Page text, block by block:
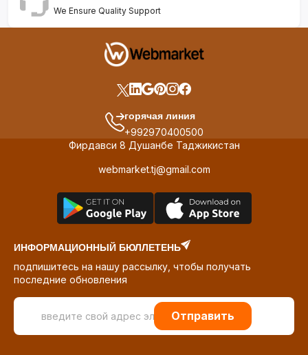
We Ensure Quality Support
горячая линия
+992970400500
Фирдавси 8 Душанбе Таджикистан
webmarket.tj@gmail.com
ИНФОРМАЦИОННЫЙ БЮЛЛЕТЕНЬ
подпишитесь на нашу рассылку, чтобы получать
последние обновления
Отправить